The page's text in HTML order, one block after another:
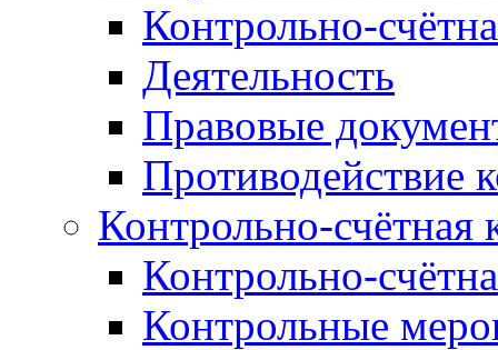
Контрольно-
Деятельность
Правовые
Противодействие
Контрольно-счётная
Контрольно-
Контрольные